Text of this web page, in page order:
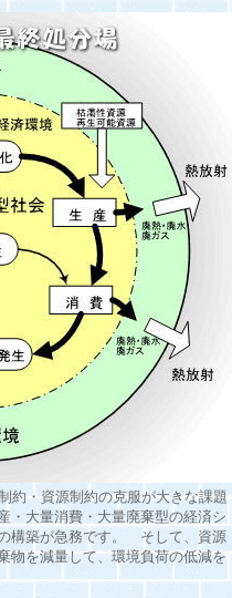
約・資源制約の克服が大きな課題
大量消費・大量廃棄型の経済シ
構築が急務です。 そして、資源
物を減量して、環境負荷の低減を